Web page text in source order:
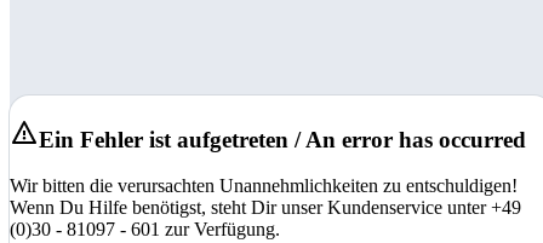
Ein Fehler ist aufgetreten / An error has occurred
Wir bitten die verursachten Unannehmlichkeiten zu entschuldigen!
Wenn Du Hilfe benötigst, steht Dir unser Kundenservice unter +49
(0)30 - 81097 - 601 zur Verfügung.